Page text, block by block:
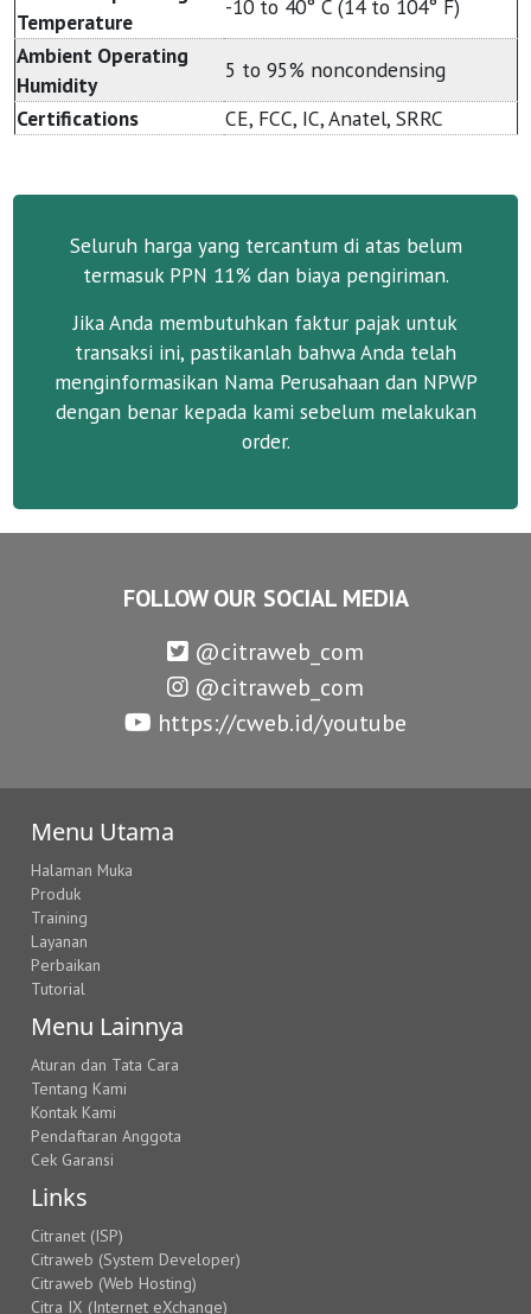
Temperature
-10 to 40° C (14 to 104° F)
Ambient Operating
Humidity
5 to 95% noncondensing
Certifications
CE, FCC, IC, Anatel, SRRC
Seluruh harga yang tercantum di atas belum
termasuk PPN 11% dan biaya pengiriman.
Jika Anda membutuhkan faktur pajak untuk
transaksi ini, pastikanlah bahwa Anda telah
menginformasikan Nama Perusahaan dan NPWP
dengan benar kepada kami sebelum melakukan
order.
FOLLOW OUR SOCIAL MEDIA
@citraweb_com
@citraweb_com
https://cweb.id/youtube
Menu Utama
Halaman Muka
Produk
Training
Layanan
Perbaikan
Tutorial
Menu Lainnya
Aturan dan Tata Cara
Tentang Kami
Kontak Kami
Pendaftaran Anggota
Cek Garansi
Links
Citranet (ISP)
Citraweb (System Developer)
Citraweb (Web Hosting)
Citra IX (Internet eXchange)